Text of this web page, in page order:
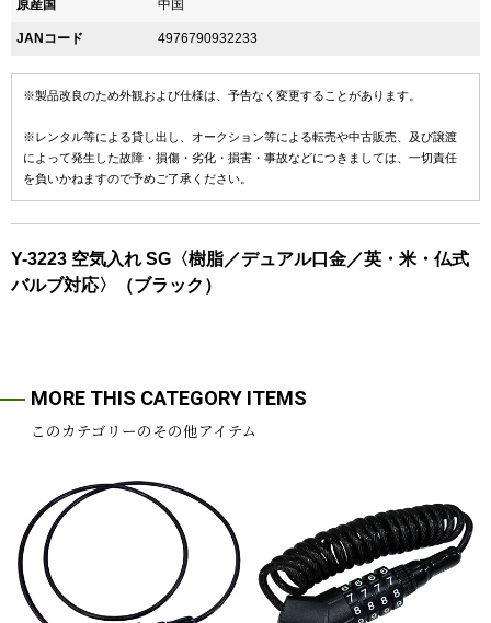
原産国 中国
JANコード 4976790932233
※製品改良のため外観および仕様は、予告なく変更することがあります。
※レンタル等による貸し出し、オークション等による転売や中古販売、及び譲渡
によって発生した故障・損傷・劣化・損害・事故などにつきましては、一切責任
を負いかねますので予めご了承ください。
Y-3223 空気入れ SG〈樹脂／デュアル口金／英・米・仏式
バルブ対応〉（ブラック）
MORE THIS CATEGORY ITEMS
このカテゴリーのその他アイテム